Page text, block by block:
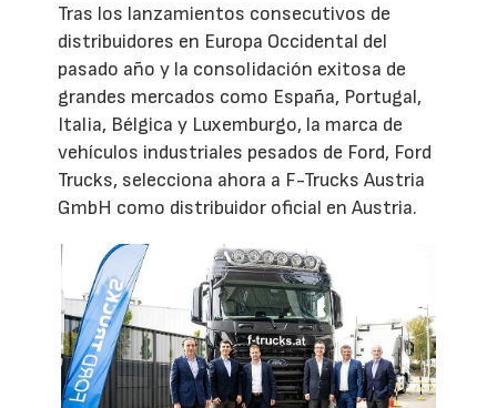
Tras los lanzamientos consecutivos de
distribuidores en Europa Occidental del
pasado año y la consolidación exitosa de
grandes mercados como España, Portugal,
Italia, Bélgica y Luxemburgo, la marca de
vehículos industriales pesados de Ford, Ford
Trucks, selecciona ahora a F-Trucks Austria
GmbH como distribuidor oficial en Austria.